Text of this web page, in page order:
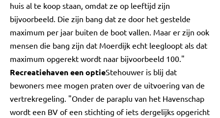
huis al te koop staan, omdat ze op leeftijd zijn
bijvoorbeeld. Die zijn bang dat ze door het gestelde
maximum per jaar buiten de boot vallen. Maar er zijn ook
mensen die bang zijn dat Moerdijk echt leegloopt als dat
maximum opgerekt wordt naar bijvoorbeeld 100."
Recreatiehaven een optieStehouwer is blij dat
bewoners mee mogen praten over de uitvoering van de
vertrekregeling. "Onder de paraplu van het Havenschap
wordt een BV of een stichting of iets dergelijks opgericht